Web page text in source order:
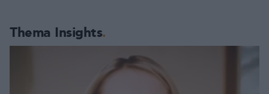
Thema Insights